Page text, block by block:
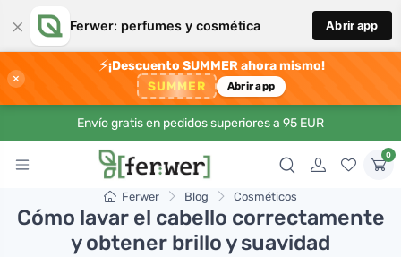
× Ferwer: perfumes y cosmética Abrir app
×
⚡¡Descuento SUMMER ahora mismo!
SUMMER Abrir app
Envío gratis en pedidos superiores a 95 EUR
0
Ferwer Blog Cosméticos
Cómo lavar el cabello correctamente
y obtener brillo y suavidad